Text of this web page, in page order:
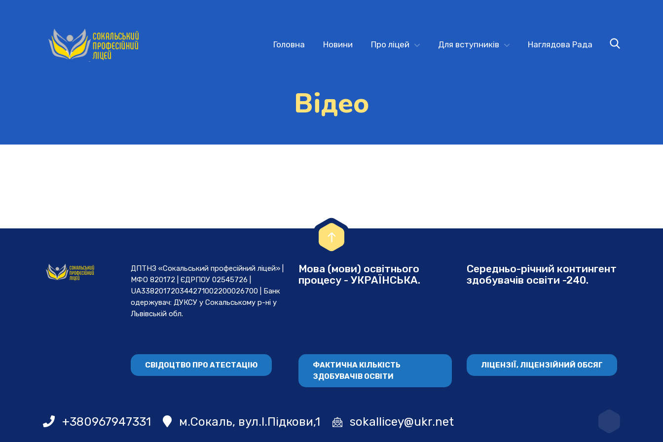
Головна Новини Про ліцей Для вступників Наглядова Рада
Відео
ДПТНЗ «Сокальський професійний ліцей» |
МФО 820172 | ЄДРПОУ 02545726 |
UA338201720344271002200026700 | Банк
одержувач: ДУКСУ у Cокальському р-ні у
Львівській обл.
Мова (мови) освітнього
процесу - УКРАЇНСЬКА.
Середньо-річний контингент
здобувачів освіти -240.
СВІДОЦТВО ПРО АТЕСТАЦІЮ
ФАКТИЧНА КІЛЬКІСТЬ
ЗДОБУВАЧІВ ОСВІТИ
ЛІЦЕНЗІЇ, ЛІЦЕНЗІЙНИЙ ОБСЯГ
+380967947331 м.Сокаль, вул.І.Підкови,1 sokallicey@ukr.net